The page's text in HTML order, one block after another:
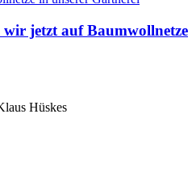
jetzt auf Baumwollnetze
Hüskes